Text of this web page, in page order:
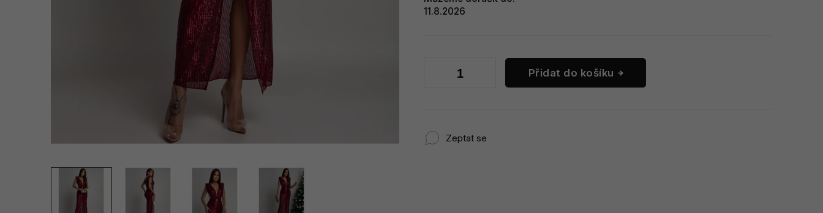
11.8.2026
Přidat do košíku
Zeptat se